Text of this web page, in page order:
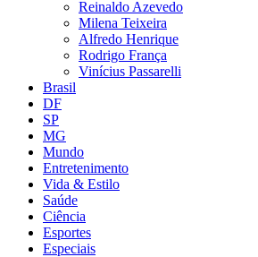
Reinaldo Azevedo
Milena Teixeira
Alfredo Henrique
Rodrigo França
Vinícius Passarelli
Brasil
DF
SP
MG
Mundo
Entretenimento
Vida & Estilo
Saúde
Ciência
Esportes
Especiais